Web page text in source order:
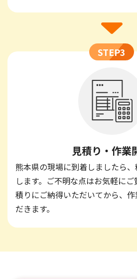
STEP3
見積り・作業
熊本県の現場に到着しましたら
します。ご不明な点はお気軽に
積りにご納得いただいてから、
だきます。